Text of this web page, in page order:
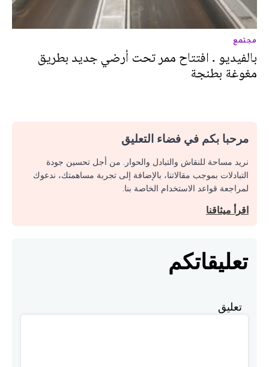
مجتمع
بالفيديو . افتتاح ممر تحت أرضي جديد بطريق
مغوغة بطنجة
مرحبا بكم في فضاء التعليق
نريد مساحة للنقاش والتبادل والحوار. من أجل تحسين جودة
التبادلات بموجب مقالاتنا، بالإضافة إلى تجربة مساهمتك، ندعوك
لمراجعة قواعد الاستخدام الخاصة بنا.
اقرأ ميثاقنا
تعليقاتكم
تعليق